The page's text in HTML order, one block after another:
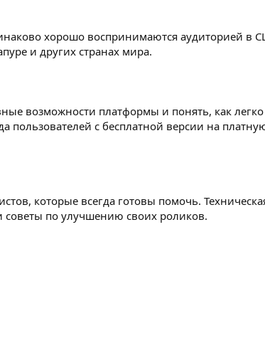
хорошо воспринимаются аудиторией в
и других странах мира.
возможности платформы и понять, как
пользователей с бесплатной версии на
которые всегда готовы помочь.
советы по улучшению своих роликов.